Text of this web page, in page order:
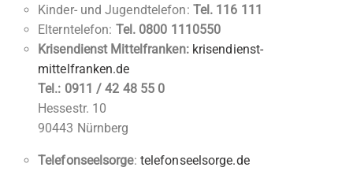
Kinder- und Jugendtelefon: Tel. 116 111
Elterntelefon: Tel. 0800 1110550
Krisendienst Mittelfranken: krisendienst-
mittelfranken.de
Tel.: 0911 / 42 48 55 0
Hessestr. 10
90443 Nürnberg
Telefonseelsorge: telefonseelsorge.de